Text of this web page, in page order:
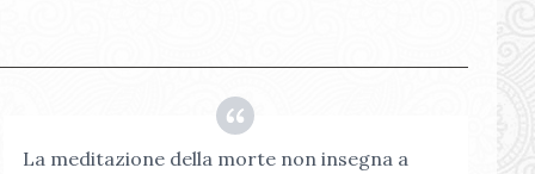
La meditazione della morte non insegna a